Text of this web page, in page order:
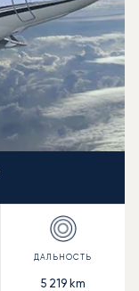
5 219km